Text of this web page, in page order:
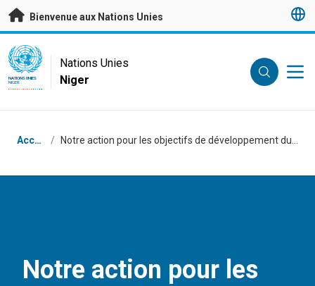
Passer au contenu principal
Bienvenue aux Nations Unies
UN Logo
NATIONS UNIES
NIGER
Nations Unies
Niger
Fil d'Ariane
Accueil /
Notre action pour les